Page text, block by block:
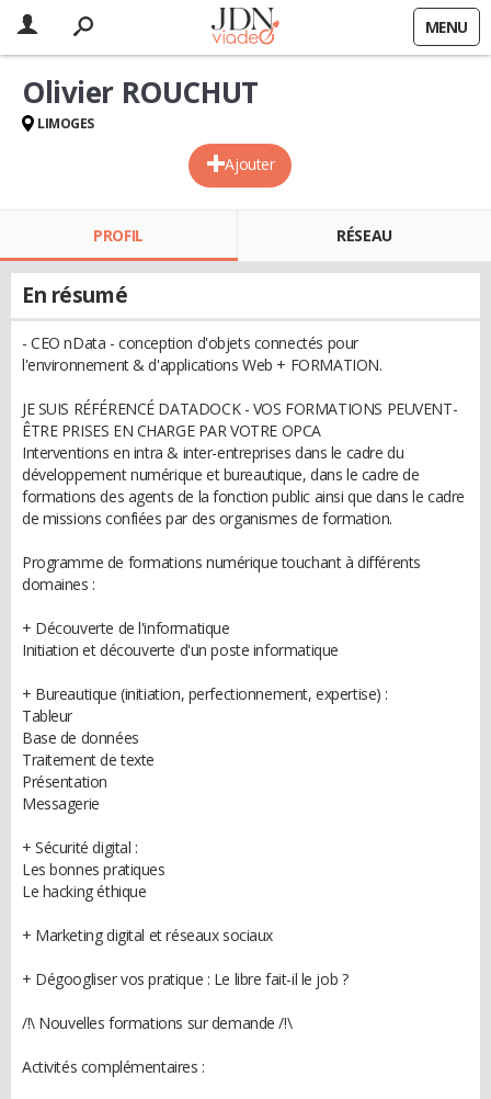
MENU
Ajouter
Olivier ROUCHUT
LIMOGES
PROFIL RÉSEAU
En résumé
- CEO nData - conception d'objets connectés pour
l'environnement & d'applications Web + FORMATION.
JE SUIS RÉFÉRENCÉ DATADOCK - VOS FORMATIONS PEUVENT-
ÊTRE PRISES EN CHARGE PAR VOTRE OPCA
Interventions en intra & inter-entreprises dans le cadre du
développement numérique et bureautique, dans le cadre de
formations des agents de la fonction public ainsi que dans le cadre
de missions confiées par des organismes de formation.
Programme de formations numérique touchant à différents
domaines :
+ Découverte de l'informatique
Initiation et découverte d'un poste informatique
+ Bureautique (initiation, perfectionnement, expertise) :
Tableur
Base de données
Traitement de texte
Présentation
Messagerie
+ Sécurité digital :
Les bonnes pratiques
Le hacking éthique
+ Marketing digital et réseaux sociaux
+ Dégoogliser vos pratique : Le libre fait-il le job ?
/!\ Nouvelles formations sur demande /!\
Activités complémentaires :